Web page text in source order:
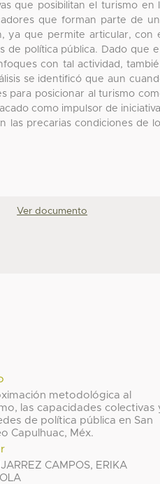
que posibilitan el turismo en
que forman parte de
ya que permite articular, con
de política pública. Dado que
con tal actividad,
se identificó que aun
para posicionar al turismo
como impulsor de
las precarias condiciones de
Ver documento
metodológica al
las capacidades colectivas
de política pública en San
Capulhuac, Méx.
CAMPOS, ERIKA